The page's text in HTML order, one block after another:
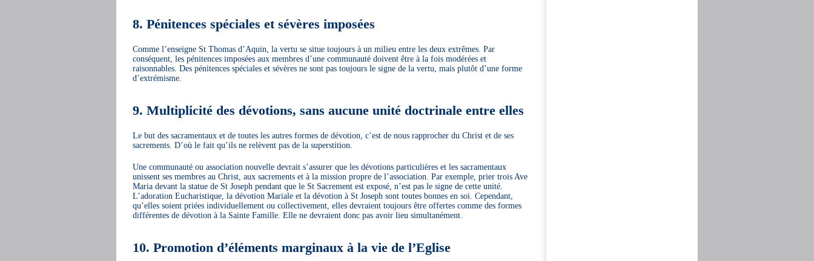
8. Pénitences spéciales et sévères imposées
Comme l’enseigne St Thomas d’Aquin, la vertu se situe toujours à un milieu entre les deux extrêmes. Par
conséquent, les pénitences imposées aux membres d’une communauté doivent être à la fois modérées et
raisonnables. Des pénitences spéciales et sévères ne sont pas toujours le signe de la vertu, mais plutôt d’une forme
d’extrémisme.
9. Multiplicité des dévotions, sans aucune unité doctrinale entre elles
Le but des sacramentaux et de toutes les autres formes de dévotion, c’est de nous rapprocher du Christ et de ses
sacrements. D’où le fait qu’ils ne relèvent pas de la superstition.
Une communauté ou association nouvelle devrait s’assurer que les dévotions particulières et les sacramentaux
unissent ses membres au Christ, aux sacrements et à la mission propre de l’association. Par exemple, prier trois Ave
Maria devant la statue de St Joseph pendant que le St Sacrement est exposé, n’est pas le signe de cette unité.
L’adoration Eucharistique, la dévotion Mariale et la dévotion à St Joseph sont toutes bonnes en soi. Cependant,
qu’elles soient priées individuellement ou collectivement, elles devraient toujours être offertes comme des formes
différentes de dévotion à la Sainte Famille. Elle ne devraient donc pas avoir lieu simultanément.
10. Promotion d’éléments marginaux à la vie de l’Eglise